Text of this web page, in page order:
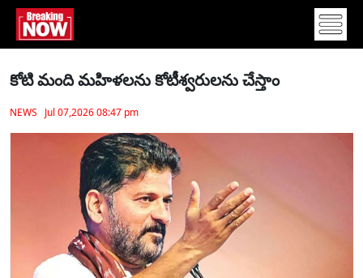
కోటి మంది మహిళలను కోటీశ్వరులను చేస్తాం
NEWS Jul 07,2026 08:47 pm